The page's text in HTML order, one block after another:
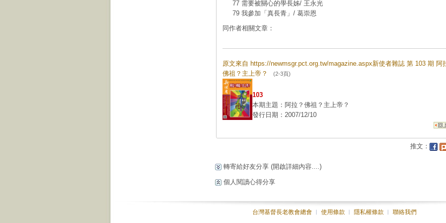
77 需要被關心的學長姊/ 王永光
79 我參加「真長青」/ 葛崇恩
同作者相關文章：
原文來自 https://newmsgr.pct.org.tw/magazine.aspx新使者雜誌 第 103 期 阿
佛祖？主上帝？
(2-3頁)
103
本期主題：阿拉？佛祖？主上帝？
發行日期：2007/12/10
推文：
轉寄給好友分享 (開啟詳細內容....)
個人閱讀心得分享
台灣基督長老教會總會 ︱ 使用條款 ︱ 隱私權條款 ︱ 聯絡我們